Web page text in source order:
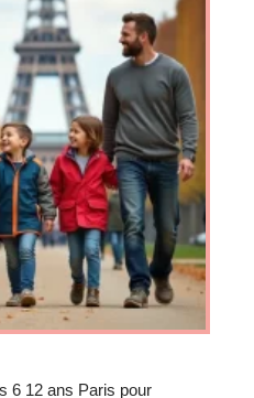
6 12 ans Paris pour